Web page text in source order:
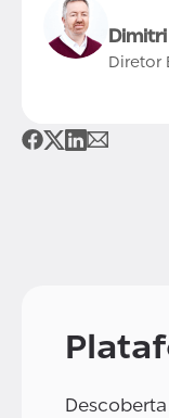
Diretor